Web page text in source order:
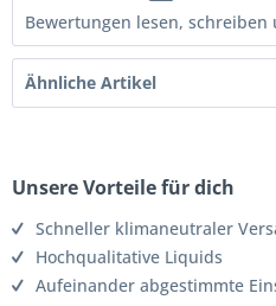
Bewertungen lesen,
Ähnliche Artikel
Unsere Vorteile für dich
Schneller klimaneutraler
Hochqualitative Liquids
Aufeinander abgestimmte